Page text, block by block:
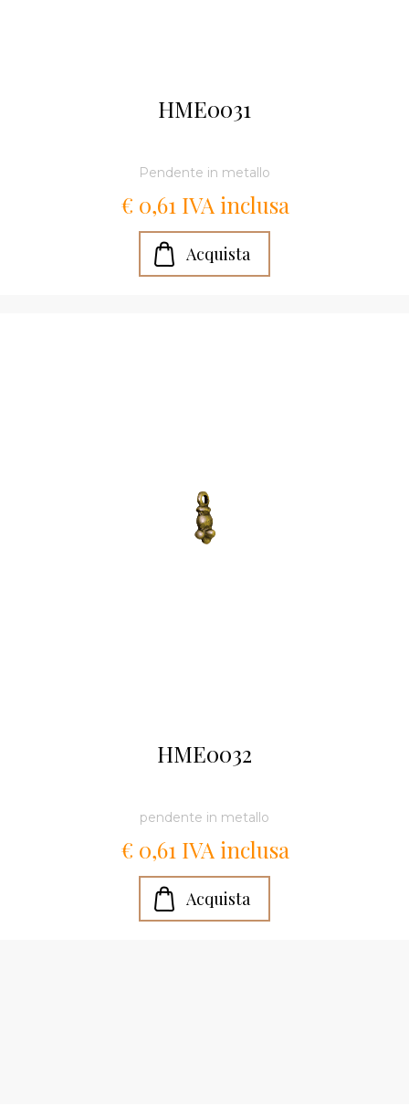
HME0031
Pendente in metallo
€ 0,61 IVA inclusa
HME0032
pendente in metallo
€ 0,61 IVA inclusa